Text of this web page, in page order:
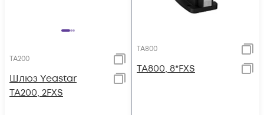
TA200
Шлюз Yeastar
TA200, 2FXS
TA800
TA800, 8*FXS